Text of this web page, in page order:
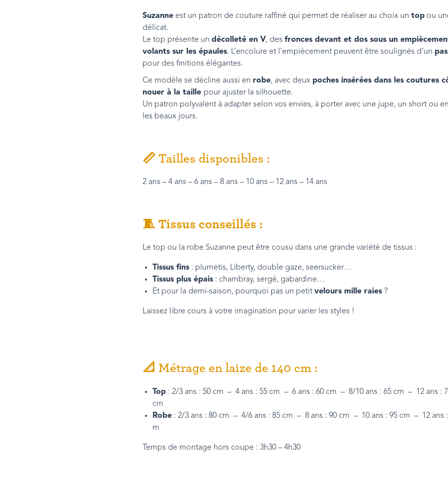
Suzanne est un patron de couture raffiné qui permet de réaliser au choix un top ou
délicat.
Le top présente un décolleté en V, des fronces devant et dos sous un
volants sur les épaules. L’encolure et l’empiècement peuvent être soulignés d’un
pour des finitions élégantes.
Ce modèle se décline aussi en robe, avec deux poches insérées dans les coutures
nouer à la taille pour ajuster la silhouette.
Un patron polyvalent à adapter selon vos envies, à porter avec une jupe, un short ou
les beaux jours.
📏 Tailles disponibles :
2 ans – 4 ans – 6 ans – 8 ans – 10 ans – 12 ans – 14 ans
🧵 Tissus conseillés :
Le top ou la robe Suzanne peut être cousu dans une grande variété de tissus :
Tissus fins : plumetis, Liberty, double gaze, seersucker…
Tissus plus épais : chambray, sergé, gabardine…
Et pour la demi-saison, pourquoi pas un petit velours mille raies ?
Laissez libre cours à votre imagination pour varier les styles !
📐 Métrage en laize de 140 cm :
Top : 2/3 ans : 50 cm – 4 ans : 55 cm – 6 ans : 60 cm – 8/10 ans : 65 cm – 12 ans :
cm
Robe : 2/3 ans : 80 cm – 4/6 ans : 85 cm – 8 ans : 90 cm – 10 ans : 95 cm – 12 ans
m
Temps de montage hors coupe : 3h30 – 4h30